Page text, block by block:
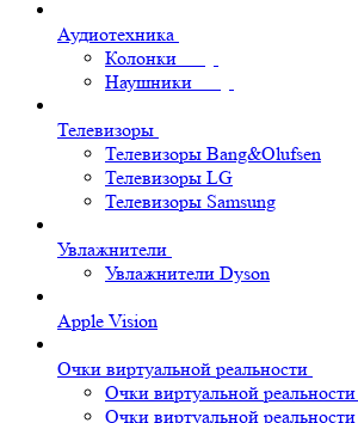
Аудиотехника
Колонки
Наушники
Телевизоры
Телевизоры Bang&Olufsen
Телевизоры LG
Телевизоры Samsung
Увлажнители
Увлажнители Dyson
Apple Vision
Очки виртуальной реальности
Очки виртуальной
Очки виртуальной